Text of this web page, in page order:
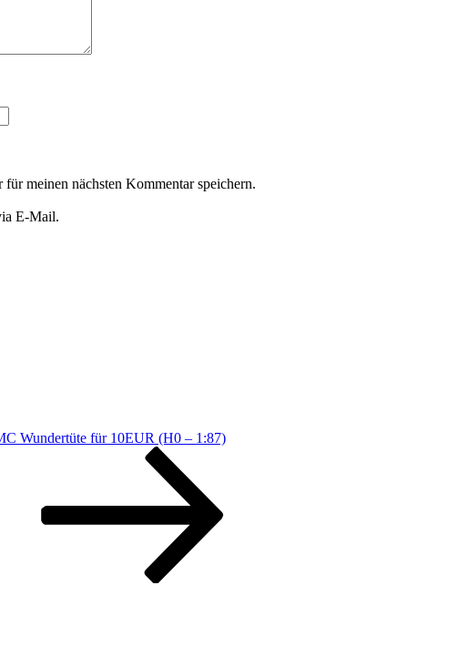
meinen nächsten Kommentar speichern.
E-Mail.
Wundertüte für 10EUR (H0 – 1:87)